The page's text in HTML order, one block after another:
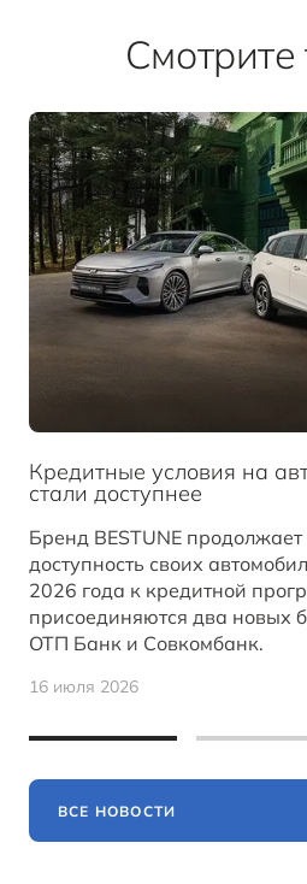
Кредитные условия на
стали доступнее
Бренд BESTUNE
доступность своих
2026 года к кредитной
присоединяются два новых
ОТП Банк и Совкомбанк.
16 июля 2026
ВСЕ НОВОСТИ